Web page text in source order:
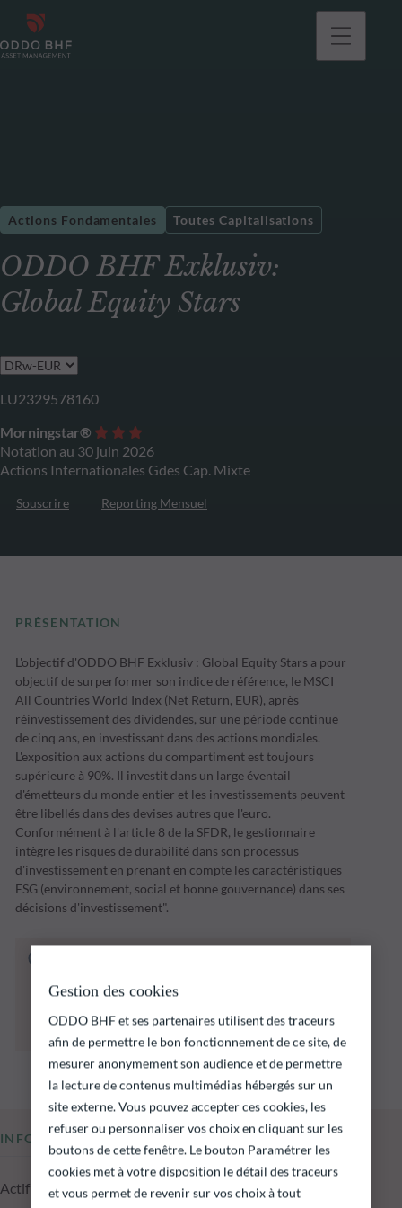
ODDO BHF Exklusiv:
Global Equity Stars
Actions Fondamentales Toutes Capitalisations
LU2329578160
Morningstar®
Notation au 30 juin 2026
Actions Internationales Gdes Cap. Mixte
Souscrire Reporting Mensuel
PRÉSENTATION
L'objectif d'ODDO BHF Exklusiv : Global Equity Stars a pour
objectif de surperformer son indice de référence, le MSCI
All Countries World Index (Net Return, EUR), après
réinvestissement des dividendes, sur une période continue
de cinq ans, en investissant dans des actions mondiales.
L'exposition aux actions du compartiment est toujours
supérieure à 90%. Il investit dans un large éventail
d'émetteurs du monde entier et les investissements peuvent
être libellés dans des devises autres que l'euro.
Conformément à l'article 8 de la SFDR, le gestionnaire
intègre les risques de durabilité dans son processus
d'investissement en prenant en compte les caractéristiques
ESG (environnement, social et bonne gouvernance) dans ses
décisions d'investissement".
Il est rappelé que les performances passées ne
préjugent pas des performances futures et ne
sont pas constantes dans le temps.
INFORMATIONS CLÉS
Actif net du fonds au 05.08.2026
Gestion des cookies
ODDO BHF et ses partenaires utilisent des traceurs
afin de permettre le bon fonctionnement de ce site, de
mesurer anonymement son audience et de permettre
la lecture de contenus multimédias hébergés sur un
site externe. Vous pouvez accepter ces cookies, les
refuser ou personnaliser vos choix en cliquant sur les
boutons de cette fenêtre. Le bouton Paramétrer les
cookies met à votre disposition le détail des traceurs
et vous permet de revenir sur vos choix à tout